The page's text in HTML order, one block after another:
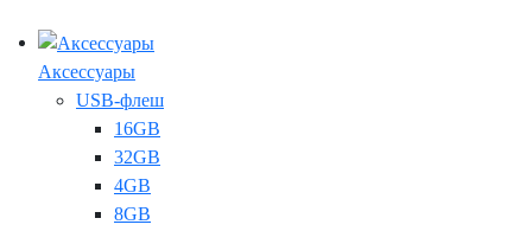
Аксессуары
USB-флеш
16GB
32GB
4GB
8GB